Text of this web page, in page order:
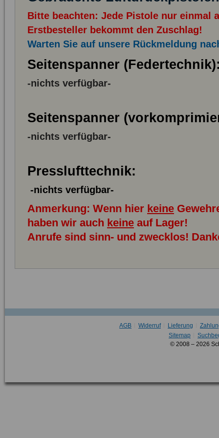
Bitte beachten: Jede Pistole nur einmal
Erstbesteller bekommt den Zuschlag!
Warten Sie auf unsere Rückmeldung
Seitenspanner
-nichts verfügbar-
Seitenspanner
-nichts verfügbar-
Presslufttechnik:
-nichts verfügbar-
Anmerkung: Wenn hier keine
haben wir auch keine auf Lager!
Anrufe sind sinn- und zwecklos!
AGB Widerruf Lieferung
Sitemap
© 2008 – 2026